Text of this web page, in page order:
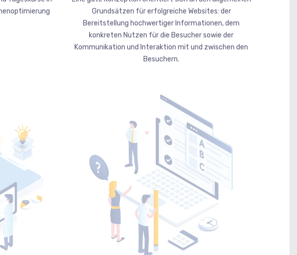
Grundsätzen für erfolgreiche Websites: der
Bereitstellung hochwertiger Informationen, dem
konkreten Nutzen für die Besucher sowie der
Kommunikation und Interaktion mit und zwischen den
Besuchern.